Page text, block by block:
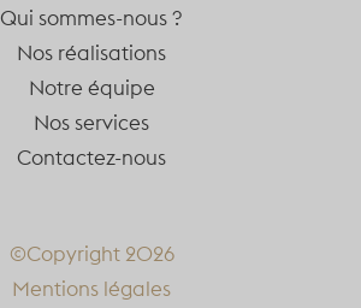
Qui sommes-nous ?
Nos réalisations
Notre équipe
Nos services
Contactez-nous
©Copyright 2026
Mentions légales